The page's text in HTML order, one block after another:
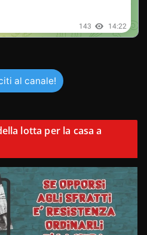
al canale!
lotta per la casa a